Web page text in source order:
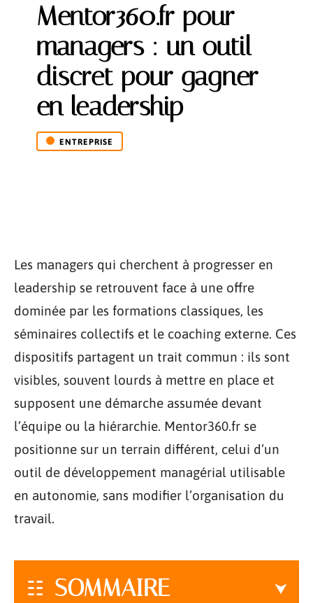
Mentor360.fr pour
managers : un outil
discret pour gagner
en leadership
ENTREPRISE
Les managers qui cherchent à progresser en
leadership se retrouvent face à une offre
dominée par les formations classiques, les
séminaires collectifs et le coaching externe. Ces
dispositifs partagent un trait commun : ils sont
visibles, souvent lourds à mettre en place et
supposent une démarche assumée devant
l’équipe ou la hiérarchie. Mentor360.fr se
positionne sur un terrain différent, celui d’un
outil de développement managérial utilisable
en autonomie, sans modifier l’organisation du
travail.
SOMMAIRE